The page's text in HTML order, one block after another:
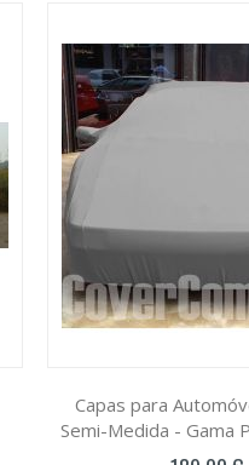
Capas para
Semi-Medida - Gama